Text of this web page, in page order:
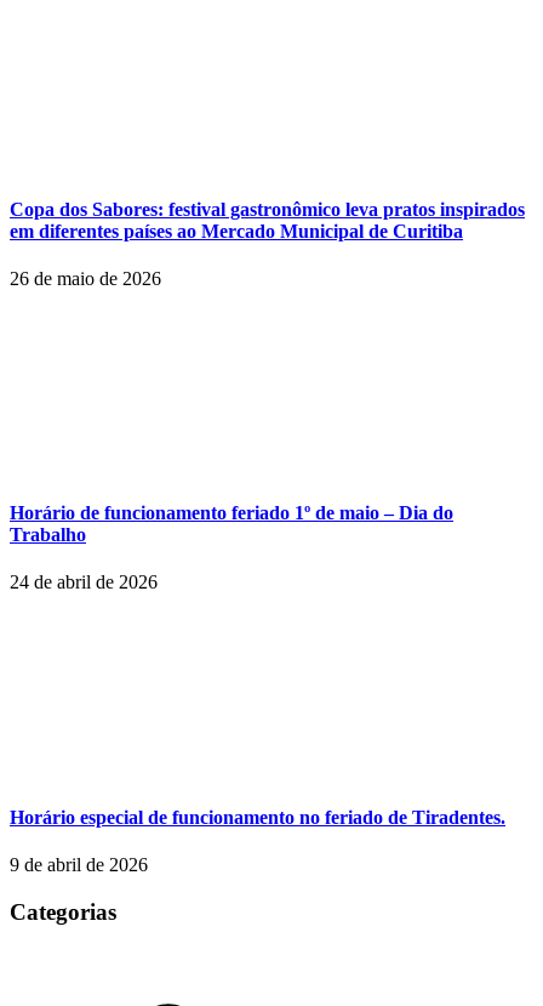
Copa dos Sabores: festival gastronômico leva pratos inspirados
em diferentes países ao Mercado Municipal de Curitiba
26 de maio de 2026
Horário de funcionamento feriado 1º de maio – Dia do
Trabalho
24 de abril de 2026
Horário especial de funcionamento no feriado de Tiradentes.
9 de abril de 2026
Categorias